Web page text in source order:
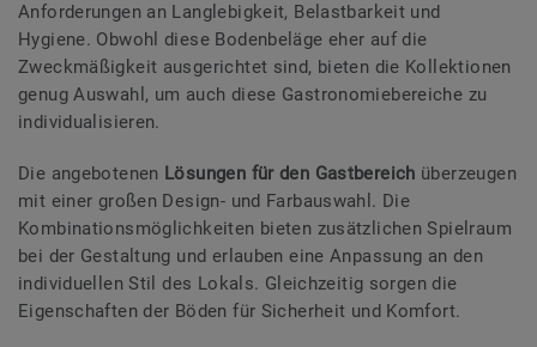
Anforderungen an Langlebigkeit, Belastbarkeit und
Hygiene. Obwohl diese Bodenbeläge eher auf die
Zweckmäßigkeit ausgerichtet sind, bieten die Kollektionen
genug Auswahl, um auch diese Gastronomiebereiche zu
individualisieren.
Die angebotenen Lösungen für den Gastbereich überzeugen
mit einer großen Design- und Farbauswahl. Die
Kombinationsmöglichkeiten bieten zusätzlichen Spielraum
bei der Gestaltung und erlauben eine Anpassung an den
individuellen Stil des Lokals. Gleichzeitig sorgen die
Eigenschaften der Böden für Sicherheit und Komfort.